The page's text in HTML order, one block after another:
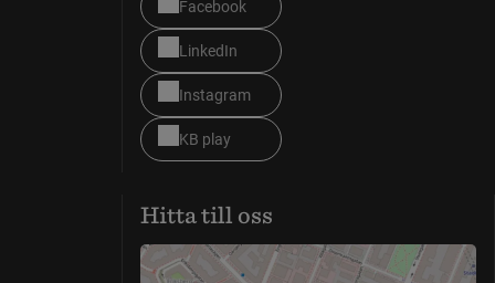
Facebook
LinkedIn
Instagram
KB play
Hitta till oss